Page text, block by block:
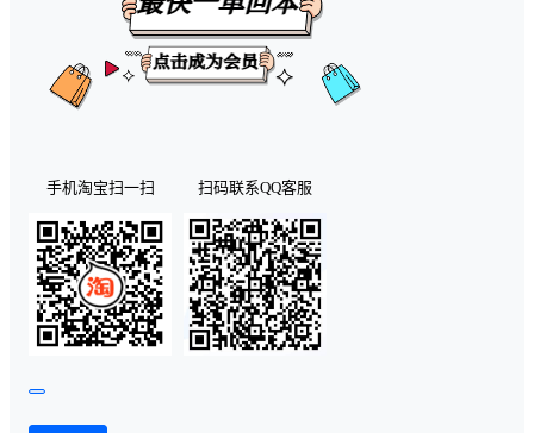
手机淘宝扫一扫 扫码联系QQ客服